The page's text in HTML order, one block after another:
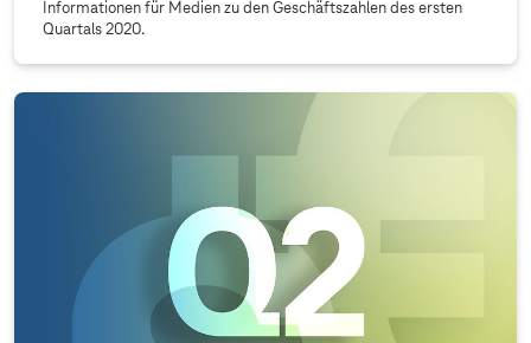
Informationen für Medien zu den Geschäftszahlen des ersten
Quartals 2020.